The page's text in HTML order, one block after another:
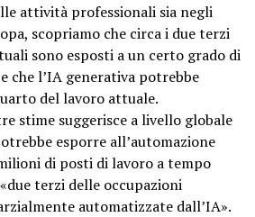
attività professionali sia negli
scopriamo che circa i due terzi
sono esposti a un certo grado di
che l’IA generativa potrebbe
del lavoro attuale.
stime suggerisce a livello globale
esporre all’automazione
di posti di lavoro a tempo
terzi delle occupazioni
automatizzate dall’IA».